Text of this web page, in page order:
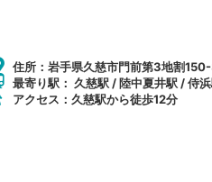
住所：岩手県久慈市門前第3地割
最寄り駅： 久慈駅 / 陸中夏井駅 / 侍
アクセス：久慈駅から徒歩12分